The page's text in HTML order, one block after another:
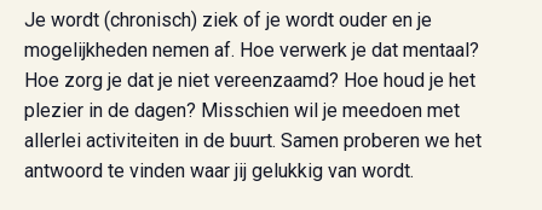
Je wordt (chronisch) ziek of je wordt ouder en je
mogelijkheden nemen af. Hoe verwerk je dat mentaal?
Hoe zorg je dat je niet vereenzaamd? Hoe houd je het
plezier in de dagen? Misschien wil je meedoen met
allerlei activiteiten in de buurt. Samen proberen we het
antwoord te vinden waar jij gelukkig van wordt.